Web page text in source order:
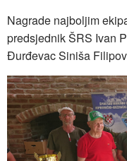
Nagrade najboljim
predsjednik ŠRS Ivan
Đurđevac Siniša